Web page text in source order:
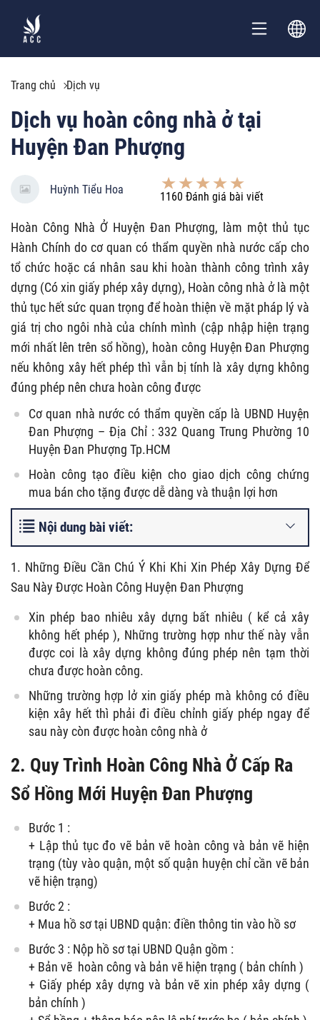
Trang chủ Dịch vụ
Dịch vụ hoàn công nhà ở tại
Huyện Đan Phượng
Huỳnh Tiểu Hoa
1160 Đánh giá bài viết
Hoàn Công Nhà Ở Huyện Đan Phượng, làm một thủ tục
Hành Chính do cơ quan có thẩm quyền nhà nước cấp cho
tổ chức hoặc cá nhân sau khi hoàn thành công trình xây
dựng (Có xin giấy phép xây dựng), Hoàn công nhà ở là một
thủ tục hết sức quan trọng để hoàn thiện về mặt pháp lý và
giá trị cho ngôi nhà của chính mình (cập nhập hiện trạng
mới nhất lên trên sổ hồng), hoàn công Huyện Đan Phượng
nếu không xây hết phép thì vẫn bị tính là xây dựng không
đúng phép nên chưa hoàn công được
Cơ quan nhà nước có thẩm quyền cấp là UBND Huyện
Đan Phượng – Địa Chỉ : 332 Quang Trung Phường 10
Huyện Đan Phượng Tp.HCM
Hoàn công tạo điều kiện cho giao dịch công chứng
mua bán cho tặng được dễ dàng và thuận lợi hơn
Nội dung bài viết:
1. Những Điều Cần Chú Ý Khi Khi Xin Phép Xây Dựng Để
Sau Này Được Hoàn Công Huyện Đan Phượng
Xin phép bao nhiêu xây dựng bất nhiêu ( kể cả xây
không hết phép ), Những trường hợp như thế này vẫn
được coi là xây dựng không đúng phép nên tạm thời
chưa được hoàn công.
Những trường hợp lở xin giấy phép mà không có điều
kiện xây hết thì phải đi điều chỉnh giấy phép ngay để
sau này còn được hoàn công nhà ở
2. Quy Trình Hoàn Công Nhà Ở Cấp Ra
Sổ Hồng Mới Huyện Đan Phượng
Bước 1 :
+ Lập thủ tục đo vẽ bản vẽ hoàn công và bản vẽ hiện
trạng (tùy vào quận, một số quận huyện chỉ cần vẽ bản
vẽ hiện trạng)
Bước 2 :
+ Mua hồ sơ tại UBND quận: điền thông tin vào hồ sơ
Bước 3 : Nộp hồ sơ tại UBND Quận gồm :
+ Bản vẽ hoàn công và bản vẽ hiện trạng ( bản chính )
+ Giấy phép xây dựng và bản vẽ xin phép xây dựng (
bản chính )